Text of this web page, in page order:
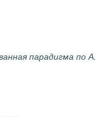
парадигма по А.